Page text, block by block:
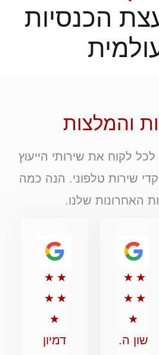
הכנסיות
והמלצות
לקוח את שירותי הייעוץ
שירות טלפוני. הנה כמה
האחרונות שלנו.
★
★
★
★
★
דירוג
5
מתוך
5
שון ה.
★
★
★
★
★
דירוג
5
5
דמיון